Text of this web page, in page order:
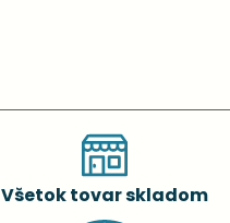
Všetok tovar skladom